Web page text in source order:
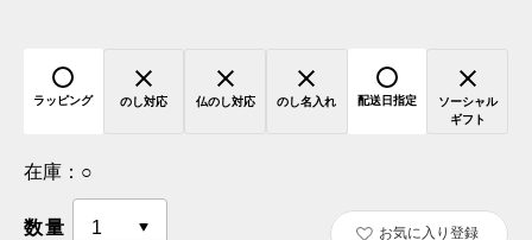
ラッピング のし対応 仏のし対応 のし名入れ 配送日指定
ソーシャル
ギフト
在庫： ○
数量 お気に入り登録